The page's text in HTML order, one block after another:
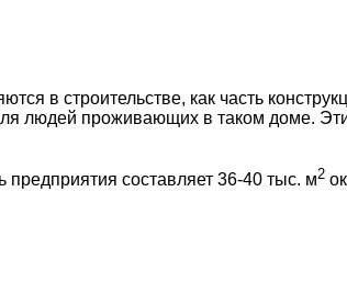
в строительстве, как часть
людей проживающих в таком доме.
составляет 36-40 тыс. м2